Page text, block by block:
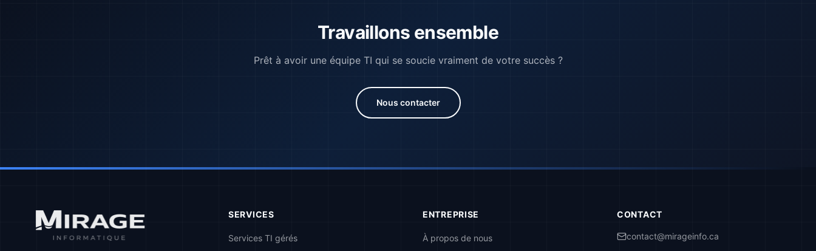
Travaillons ensemble
Prêt à avoir une équipe TI qui se soucie vraiment de votre succès ?
Nous contacter
SERVICES
Services TI gérés
ENTREPRISE
À propos de nous
CONTACT
contact@mirageinfo.ca